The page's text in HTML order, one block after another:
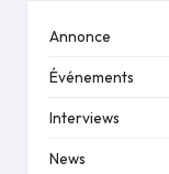
Annonce
Événements
Interviews
News